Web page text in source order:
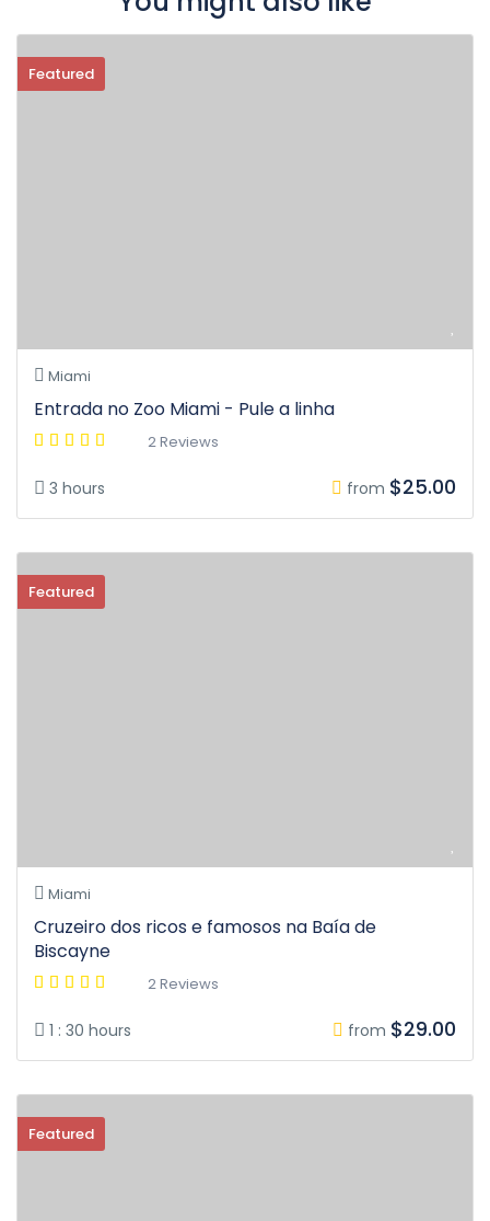
Featured
Miami
Entrada no Zoo Miami - Pule a linha
2 Reviews
3 hours from $25.00
Featured
Miami
Cruzeiro dos ricos e famosos na Baía de
Biscayne
2 Reviews
1 : 30 hours from $29.00
Featured